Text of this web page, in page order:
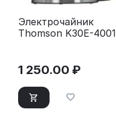
Электрочайник
Thomson K30E-4001
1 250.00 ₽